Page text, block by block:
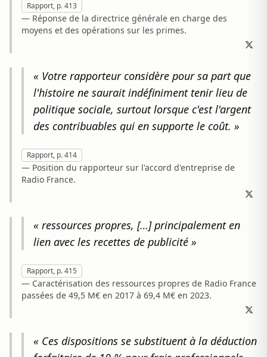
Rapport, p. 413
— Réponse de la directrice générale en charge des
moyens et des opérations sur les primes.
« Votre rapporteur considère pour sa part que
l'histoire ne saurait indéfiniment tenir lieu de
politique sociale, surtout lorsque c'est l'argent
des contribuables qui en supporte le coût. »
Rapport, p. 414
— Position du rapporteur sur l'accord d'entreprise de
Radio France.
« ressources propres, […] principalement en
lien avec les recettes de publicité »
Rapport, p. 415
— Caractérisation des ressources propres de Radio France
passées de 49,5 M€ en 2017 à 69,4 M€ en 2023.
« Ces dispositions se substituent à la déduction